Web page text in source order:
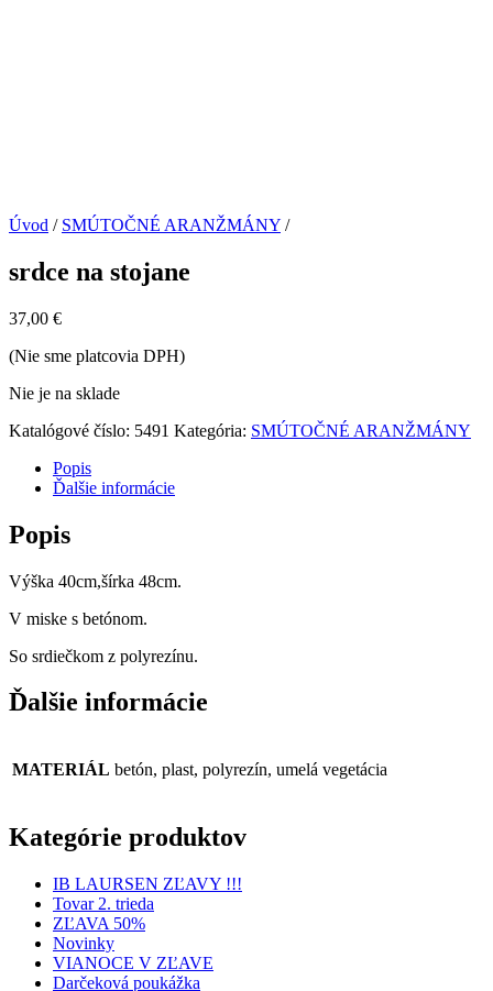
Úvod / SMÚTOČNÉ ARANŽMÁNY /
srdce na stojane
37,00 €
(Nie sme platcovia DPH)
Nie je na sklade
Katalógové číslo: 5491 Kategória: SMÚTOČNÉ ARANŽMÁNY
Popis
Ďalšie informácie
Popis
Výška 40cm,šírka 48cm.
V miske s betónom.
So srdiečkom z polyrezínu.
Ďalšie informácie
MATERIÁL betón, plast, polyrezín, umelá vegetácia
Kategórie produktov
IB LAURSEN ZĽAVY !!!
Tovar 2. trieda
ZĽAVA 50%
Novinky
VIANOCE V ZĽAVE
Darčeková poukážka